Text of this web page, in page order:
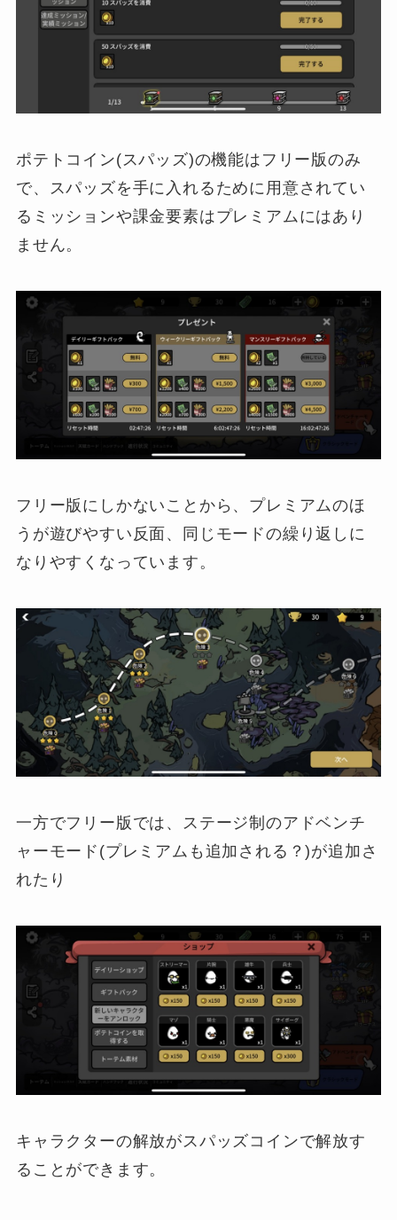
ポテトコイン(スパッズ)の機能はフリー版のみ
で、スパッズを手に入れるために用意されてい
るミッションや課金要素はプレミアムにはあり
ません。
フリー版にしかないことから、プレミアムのほ
うが遊びやすい反面、同じモードの繰り返しに
なりやすくなっています。
一方でフリー版では、ステージ制のアドベンチ
ャーモード(プレミアムも追加される？)が追加さ
れたり
キャラクターの解放がスパッズコインで解放す
ることができます。